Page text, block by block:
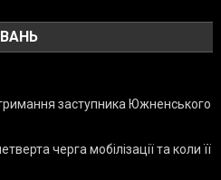
заступника Южненського
черга мобілізації та коли її